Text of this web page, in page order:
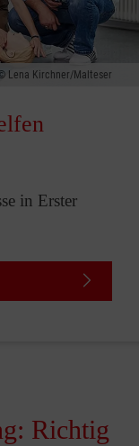
Lena Kirchner/Malteser
in Erster
Richtig